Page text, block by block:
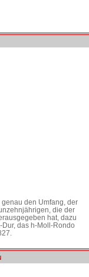
den Umfang, der
die der
hat, dazu
Dur, das h-Moll-Rondo